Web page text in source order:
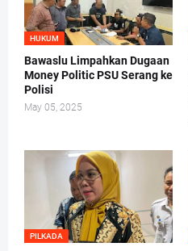
HUKUM
Bawaslu Limpahkan Dugaan
Money Politic PSU Serang ke
Polisi
May 05, 2025
PILKADA